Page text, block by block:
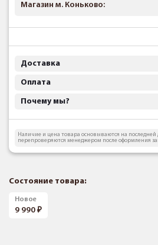
Магазин м. Коньково:
Доставка
Оплата
Почему мы?
Наличие и цена товара основываются на
перепроверяются менеджером после оформления
Состояние товара:
Новое
9 990